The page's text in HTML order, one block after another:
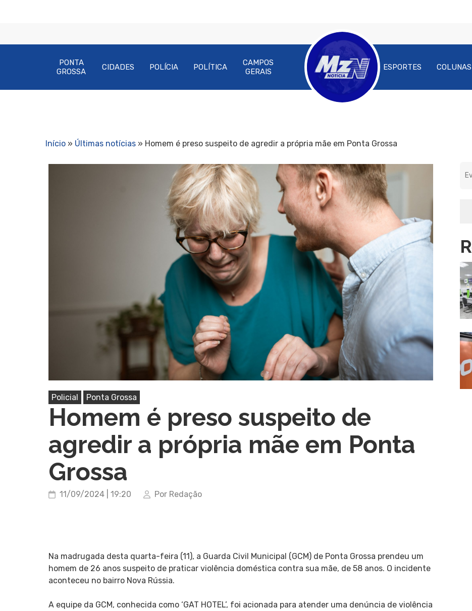
Pressione Enter para pesquisar ou ESC para fechar
PONTA
GROSSA
CIDADES POLÍCIA POLÍTICA
CAMPOS
GERAIS
ESPORTES COLUNAS
Início » Últimas notícias » Homem é preso suspeito de agredir a própria mãe em Ponta Grossa
Policial Ponta Grossa
Homem é preso suspeito de
agredir a própria mãe em Ponta
Grossa
11/09/2024 | 19:20 Por Redação
Na madrugada desta quarta-feira (11), a Guarda Civil Municipal (GCM) de Ponta Grossa prendeu um
homem de 26 anos suspeito de praticar violência doméstica contra sua mãe, de 58 anos. O incidente
aconteceu no bairro Nova Rússia.
A equipe da GCM, conhecida como ‘GAT HOTEL’, foi acionada para atender uma denúncia de violência